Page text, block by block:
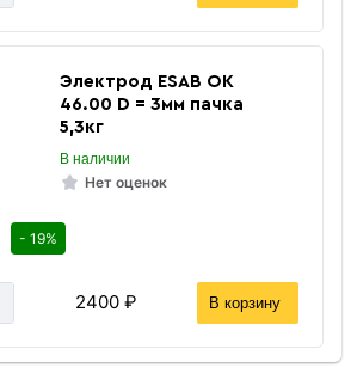
Электрод ESAB ОК
46.00 D = 3мм пачка
5,3кг
В наличии
Нет оценок
- 19%
2400 ₽ В корзину